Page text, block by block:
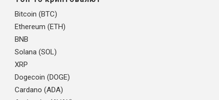
Bitcoin (BTC)
Ethereum (ETH)
BNB
Solana (SOL)
XRP
Dogecoin (DOGE)
Cardano (ADA)